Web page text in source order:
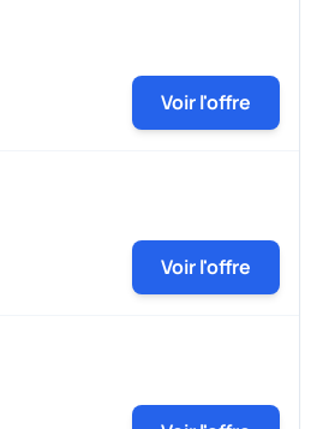
Voir l'offre
Voir l'offre